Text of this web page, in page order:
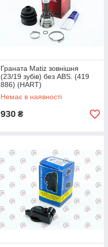
Граната Matiz зовнішня
(23/19 зубів) без ABS. (419
886) (HART)
Немає в наявності
930 ₴